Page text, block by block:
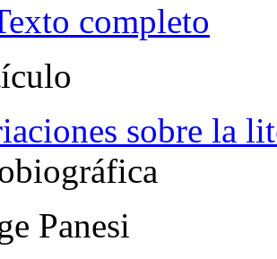
completo
sobre la
Panesi